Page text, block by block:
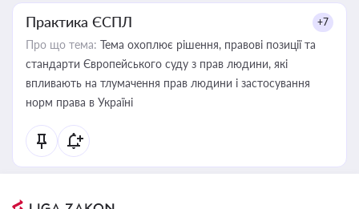
Практика ЄСПЛ +7
Про що тема: Тема охоплює рішення, правові позиції та
стандарти Європейського суду з прав людини, які
впливають на тлумачення прав людини і застосування
норм права в Україні